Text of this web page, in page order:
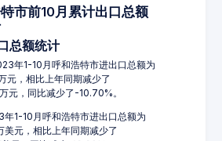
市前10月累计出口总额
总额统计
年1-10月呼和浩特市进出口总额为
元，相比上年同期减少了
元，同比减少了-10.70%。
1-10月呼和浩特市进出口总额为
元，相比上年同期减少了